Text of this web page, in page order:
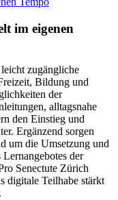
im eigenen
zugängliche
Bildung und
der
alltagsnahe
den Einstieg und
Ergänzend sorgen
um die Umsetzung und
Lernangebotes der
Senectute Zürich
digitale Teilhabe stärkt